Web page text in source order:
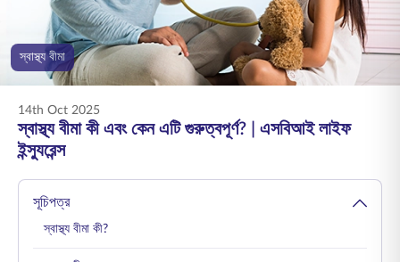
ENGLISH
অনলাইনে কিনুন প্রিমিয়াম পরিশোধ করুন
স্বাস্থ্য বীমা
14th Oct 2025
স্বাস্থ্য বীমা কী এবং কেন এটি গুরুত্বপূর্ণ? | এসবিআই লাইফ
ইন্স্যুরেন্স
সূচিপত্র
স্বাস্থ্য বীমা কী?